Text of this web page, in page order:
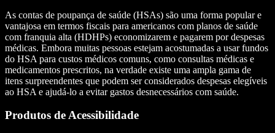
As contas de poupança de saúde (HSAs) são uma forma popular e
vantajosa em termos fiscais para americanos com planos de saúde
com franquia alta (HDHPs) economizarem e pagarem por despesas
médicas. Embora muitas pessoas estejam acostumadas a usar fundos
do HSA para custos médicos comuns, como consultas médicas e
medicamentos prescritos, na verdade existe uma ampla gama de
itens surpreendentes que podem ser considerados despesas elegíveis
ao HSA e ajudá-lo a evitar gastos desnecessários com saúde.
Produtos de Acessibilidade